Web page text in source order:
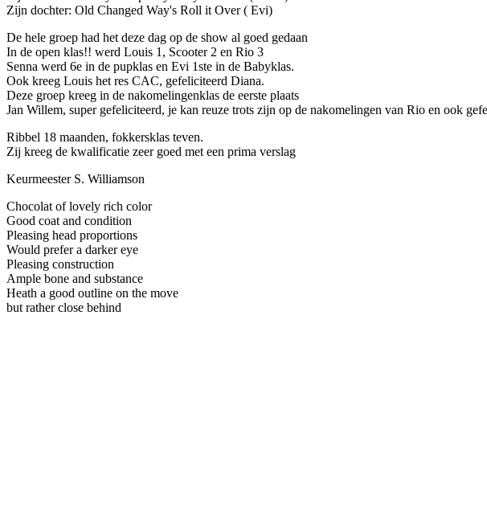
Zijn dochter: Old Changed Way's Roll it Over ( Evi)
De hele groep had het deze dag op de show al goed gedaan
In de open klas!! werd Louis 1, Scooter 2 en Rio 3
Senna werd 6e in de pupklas en Evi 1ste in de Babyklas.
Ook kreeg Louis het res CAC, gefeliciteerd Diana.
Deze groep kreeg in de nakomelingenklas de eerste plaats
Jan Willem, super gefeliciteerd, je kan reuze trots zijn op de nakomelingen van Rio en ook
Ribbel 18 maanden, fokkersklas teven.
Zij kreeg de kwalificatie zeer goed met een prima verslag
Keurmeester S. Williamson
Chocolat of lovely rich color
Good coat and condition
Pleasing head proportions
Would prefer a darker eye
Pleasing construction
Ample bone and substance
Heath a good outline on the move
but rather close behind